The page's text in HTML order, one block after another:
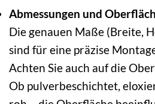
Abmessungen und
Die genauen Maße (Breite,
sind für eine präzise
Achten Sie auch auf die
Ob pulverbeschichtet,